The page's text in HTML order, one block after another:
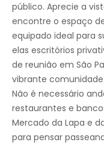
público. Aprecie a
encontre o espaço
equipado ideal para
elas escritórios
de reunião em São
vibrante
Não é necessário
restaurantes e
Mercado da Lapa e
para pensar